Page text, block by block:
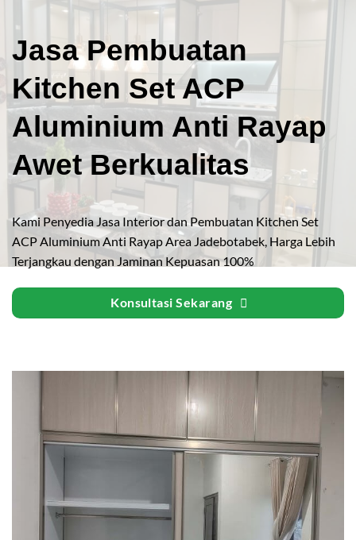
Jasa Pembuatan
Kitchen Set ACP
Aluminium Anti Rayap
Awet Berkualitas
Kami Penyedia Jasa Interior dan Pembuatan Kitchen Set
ACP Aluminium Anti Rayap Area Jadebotabek, Harga Lebih
Terjangkau dengan Jaminan Kepuasan 100%
Konsultasi Sekarang